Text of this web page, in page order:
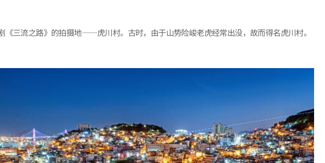
三流之路》的拍摄地——虎川村。古时，由于山势险峻老虎经常出没，故而得名虎川村。